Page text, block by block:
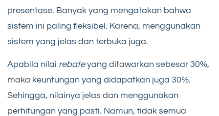
presentase. Banyak yang mengatakan bahwa
sistem ini paling fleksibel. Karena, menggunakan
sistem yang jelas dan terbuka juga.
Apabila nilai rebateyang ditawarkan sebesar 30%,
maka keuntungan yang didapatkan juga 30%.
Sehingga, nilainya jelas dan menggunakan
perhitungan yang pasti. Namun, tidak semua